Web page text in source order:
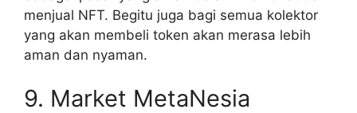
menjual NFT. Begitu juga bagi semua kolektor
yang akan membeli token akan merasa lebih
aman dan nyaman.
9. Market MetaNesia